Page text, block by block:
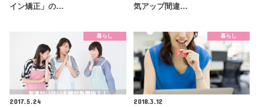
イン矯正」の…
気アップ間違…
暮らし
2017.5.24
暮らし
2018.3.12